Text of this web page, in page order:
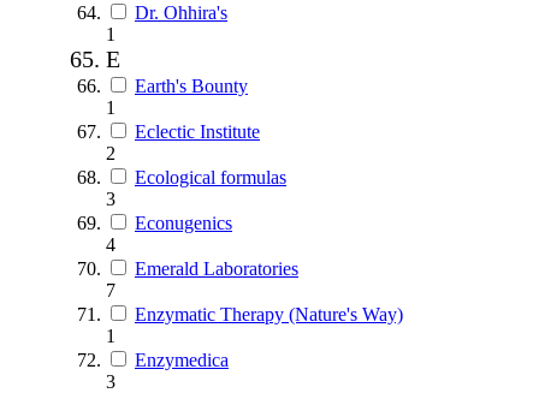
Dr. Ohhira's
1
E
Earth's Bounty
1
Eclectic Institute
2
Ecological formulas
3
Econugenics
4
Emerald Laboratories
7
Enzymatic Therapy (Nature's Way)
1
Enzymedica
3